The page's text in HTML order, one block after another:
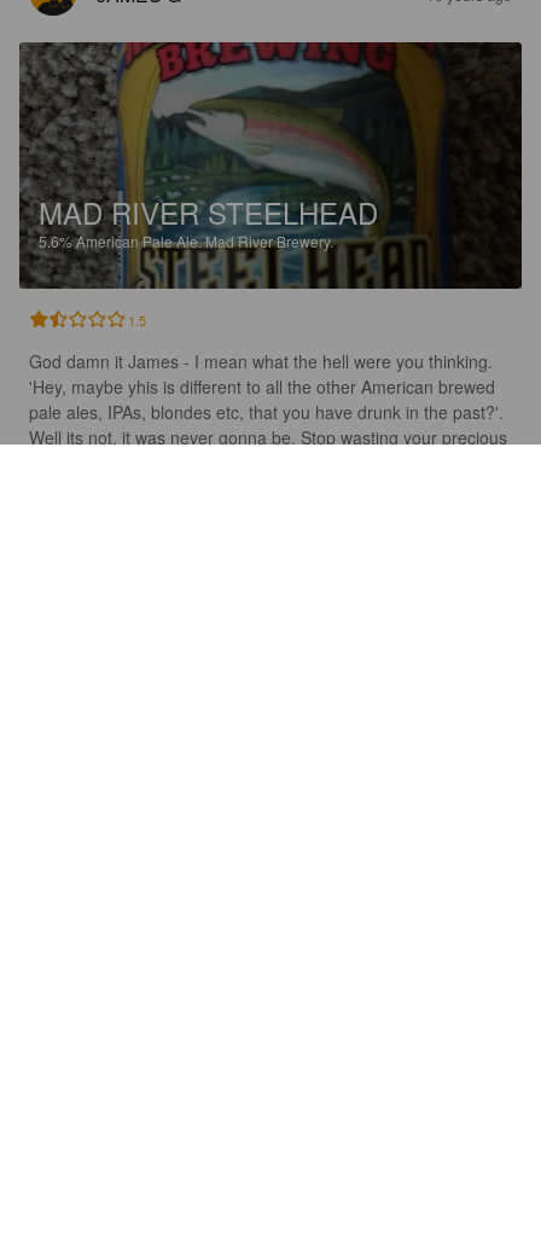
MAD RIVER STEELHEAD
5.6%American Pale Ale.Mad River Brewery.
1.5
God damn it James - I mean what the hell were you thinking.
'Hey, maybe yhis is different to all the other American brewed
pale ales, IPAs, blondes etc, that you have drunk in the past?'.
Well its not, it was never gonna be. Stop wasting your precious